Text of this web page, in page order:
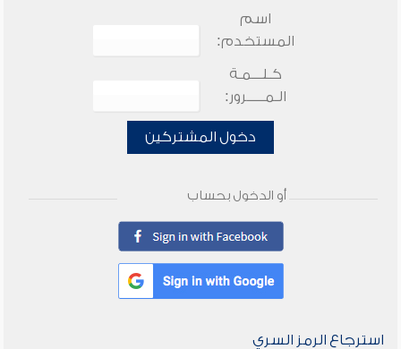
اسم
المستخدم:
كـلـــمـة
الـمـــــرور:
دخول المشتركين
أو الدخول بحساب
استرجاع الرمز السري